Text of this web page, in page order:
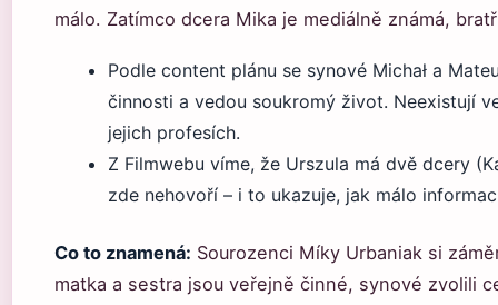
málo. Zatímco dcera Mika je mediálně známá,
Podle content plánu se synové Michał a
činnosti a vedou soukromý život. Neexistují
jejich profesích.
Z Filmwebu víme, že Urszula má dvě dcery
zde nehovoří – i to ukazuje, jak málo
Co to znamená: Sourozenci Míky Urbaniak si
matka a sestra jsou veřejně činné, synové zvolili